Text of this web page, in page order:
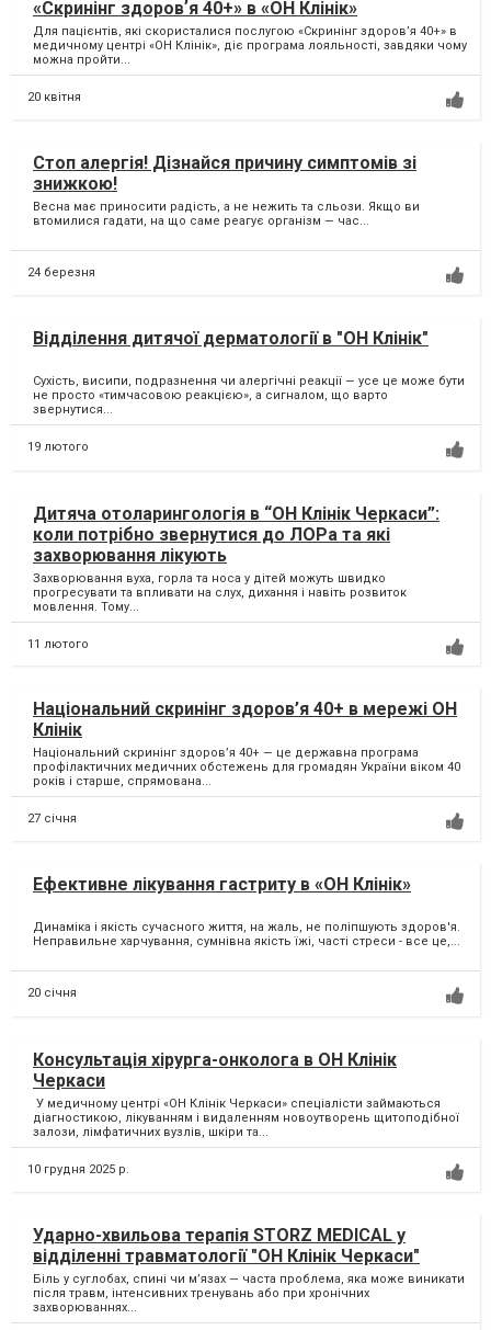
«Скринінг здоровʼя 40+» в «ОН Клінік»
Для пацієнтів, які скористалися послугою «Скринінг здоровʼя 40+» в
медичному центрі «ОН Клінік», діє програма лояльності, завдяки чому
можна пройти...
20 квітня
Стоп алергія! Дізнайся причину симптомів зі
знижкою!
Весна має приносити радість, а не нежить та сльози. Якщо ви
втомилися гадати, на що саме реагує організм — час...
24 березня
Відділення дитячої дерматології в "ОН Клінік"
Сухість, висипи, подразнення чи алергічні реакції — усе це може бути
не просто «тимчасовою реакцією», а сигналом, що варто
звернутися...
19 лютого
Дитяча отоларингологія в “ОН Клінік Черкаси”:
коли потрібно звернутися до ЛОРа та які
захворювання лікують
Захворювання вуха, горла та носа у дітей можуть швидко
прогресувати та впливати на слух, дихання і навіть розвиток
мовлення. Тому...
11 лютого
Національний скринінг здоров’я 40+ в мережі ОН
Клінік
Національний скринінг здоров’я 40+ — це державна програма
профілактичних медичних обстежень для громадян України віком 40
років і старше, спрямована...
27 січня
Ефективне лікування гастриту в «ОН Клінік»
Динаміка і якість сучасного життя, на жаль, не поліпшують здоров'я.
Неправильне харчування, сумнівна якість їжі, часті стреси - все це,...
20 січня
Консультація хірурга-онколога в ОН Клінік
Черкаси
У медичному центрі «ОН Клінік Черкаси» спеціалісти займаються
діагностикою, лікуванням і видаленням новоутворень щитоподібної
залози, лімфатичних вузлів, шкіри та...
10 грудня 2025 р.
Ударно-хвильова терапія STORZ MEDICAL у
відділенні травматології "ОН Клінік Черкаси"
Біль у суглобах, спині чи м’язах — часта проблема, яка може виникати
після травм, інтенсивних тренувань або при хронічних
захворюваннях...